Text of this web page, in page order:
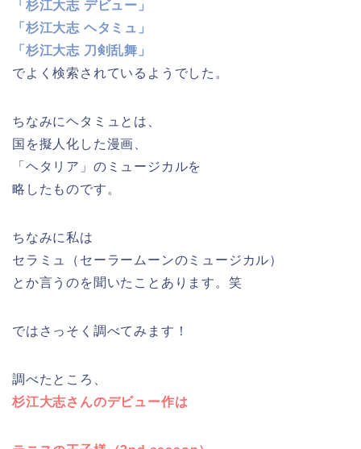
「杉江大志 デビュー」
「杉江大志 ヘタミュ」
「杉江大志 刀剣乱舞」
でよく検索されているようでした。
ちなみにヘタミュとは、
国を擬人化した漫画、
「ヘタリア」のミュージカルを
略したものです。
ちなみに私は
セラミュ（セーラームーンのミュージカル）
とか言うのを聞いたことあります。笑
ではさっそく調べてみます！
調べたところ、
杉江大志さんのデビュー作は